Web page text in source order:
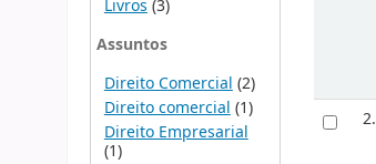
Livros (3)
Assuntos
Direito Comercial (2)
Direito comercial (1)
Direito Empresarial
(1)
2.